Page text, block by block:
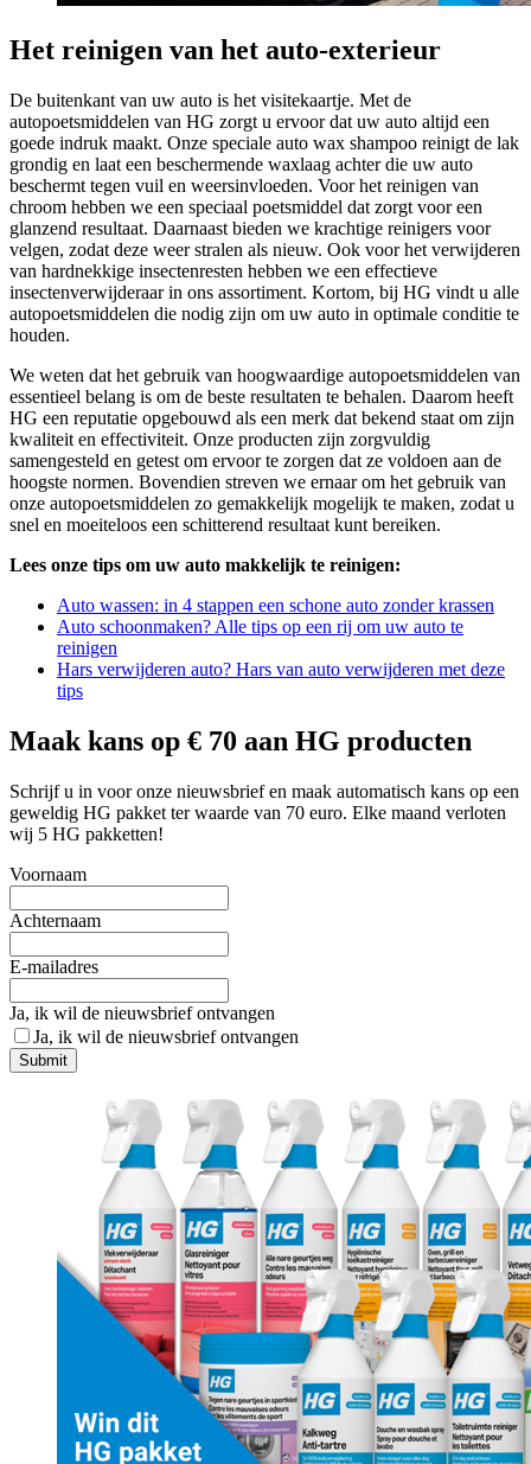
Het reinigen van het auto-exterieur
De buitenkant van uw auto is het visitekaartje. Met de
autopoetsmiddelen van HG zorgt u ervoor dat uw auto altijd een
goede indruk maakt. Onze speciale auto wax shampoo reinigt de lak
grondig en laat een beschermende waxlaag achter die uw auto
beschermt tegen vuil en weersinvloeden. Voor het reinigen van
chroom hebben we een speciaal poetsmiddel dat zorgt voor een
glanzend resultaat. Daarnaast bieden we krachtige reinigers voor
velgen, zodat deze weer stralen als nieuw. Ook voor het verwijderen
van hardnekkige insectenresten hebben we een effectieve
insectenverwijderaar in ons assortiment. Kortom, bij HG vindt u alle
autopoetsmiddelen die nodig zijn om uw auto in optimale conditie te
houden.
We weten dat het gebruik van hoogwaardige autopoetsmiddelen van
essentieel belang is om de beste resultaten te behalen. Daarom heeft
HG een reputatie opgebouwd als een merk dat bekend staat om zijn
kwaliteit en effectiviteit. Onze producten zijn zorgvuldig
samengesteld en getest om ervoor te zorgen dat ze voldoen aan de
hoogste normen. Bovendien streven we ernaar om het gebruik van
onze autopoetsmiddelen zo gemakkelijk mogelijk te maken, zodat u
snel en moeiteloos een schitterend resultaat kunt bereiken.
Lees onze tips om uw auto makkelijk te reinigen:
Auto wassen: in 4 stappen een schone auto zonder krassen
Auto schoonmaken? Alle tips op een rij om uw auto te
reinigen
Hars verwijderen auto? Hars van auto verwijderen met deze
tips
Maak kans op € 70 aan HG producten
Schrijf u in voor onze nieuwsbrief en maak automatisch kans op een
geweldig HG pakket ter waarde van 70 euro. Elke maand verloten
wij 5 HG pakketten!
Voornaam
Achternaam
E-mailadres
Ja, ik wil de nieuwsbrief ontvangen
Ja, ik wil de nieuwsbrief ontvangen
Submit